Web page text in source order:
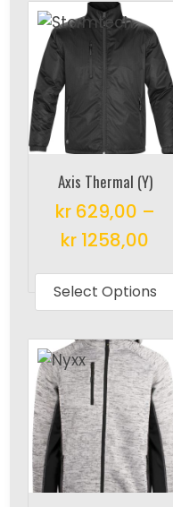
Axis Thermal (Y)
kr629,00 –
kr 1258,00
Select Options